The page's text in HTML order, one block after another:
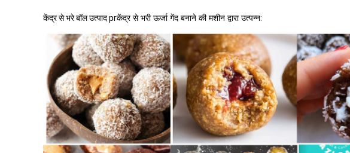
केंद्र से भरे बॉल उत्पाद prकेंद्र से भरी ऊर्जा गेंद बनाने की मशीन द्वारा उत्पन्न: